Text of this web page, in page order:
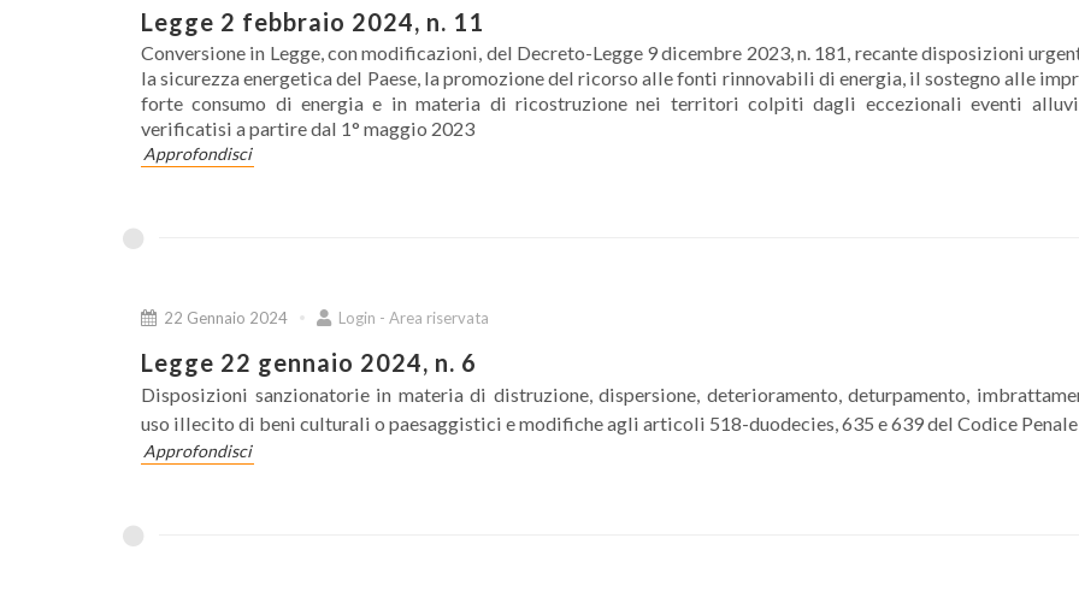
Legge 2 febbraio 2024, n. 11
Conversione in Legge, con modificazioni, del Decreto-Legge 9 dicembre 2023, n. 181, recante disposizioni
la sicurezza energetica del Paese, la promozione del ricorso alle fonti rinnovabili di energia, il sostegno alle
forte consumo di energia e in materia di ricostruzione nei territori colpiti dagli eccezionali eventi
verificatisi a partire dal 1° maggio 2023
Approfondisci
22 Gennaio 2024 Login - Area riservata
Legge 22 gennaio 2024, n. 6
Disposizioni sanzionatorie in materia di distruzione, dispersione, deterioramento, deturpamento,
uso illecito di beni culturali o paesaggistici e modifiche agli articoli 518-duodecies, 635 e 639 del Codice Penale
Approfondisci